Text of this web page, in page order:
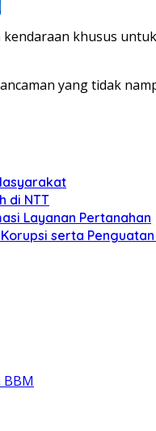
khusus
yang tidak
di NTT
Layanan Pertanahan
serta